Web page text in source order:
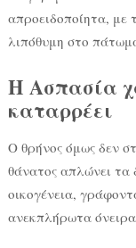
απροειδοποίητα, με
λιπόθυμη στο
Η Ασπασία
καταρρέει
Ο θρήνος όμως δεν
θάνατος απλώνει τα
οικογένεια,
ανεκπλήρωτα